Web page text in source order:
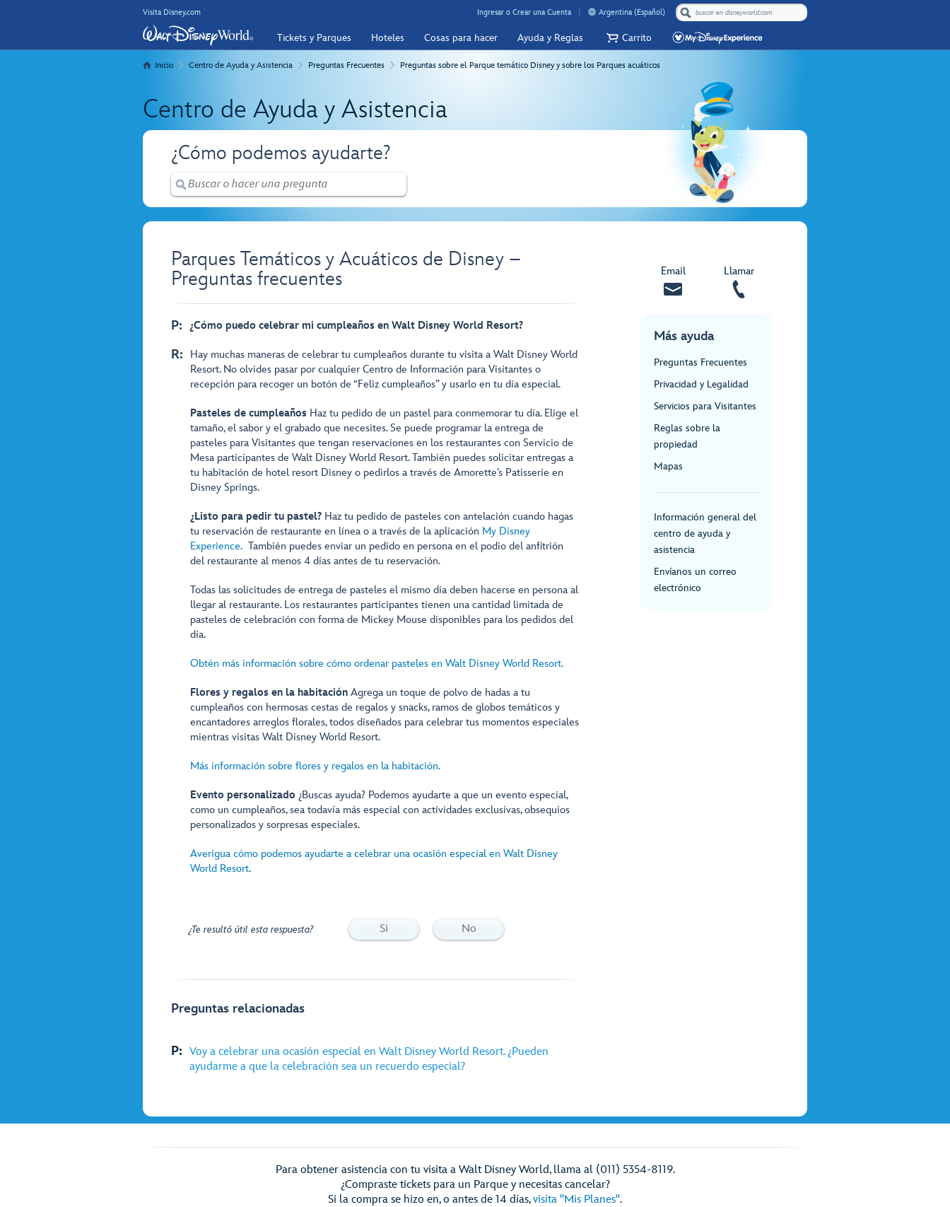
Visita Disney.com Ingresar o Crear una Cuenta Argentina (Español)
Tickets y Parques Hoteles Cosas para hacer Ayuda y Reglas Carrito
Inicio Centro de Ayuda y Asistencia Preguntas Frecuentes Preguntas sobre el Parque temático Disney y sobre los Parques acuáticos
Centro de Ayuda y Asistencia
¿Cómo podemos ayudarte?
Parques Temáticos y Acuáticos de Disney –
Preguntas frecuentes
P: ¿Cómo puedo celebrar mi cumpleaños en Walt Disney World Resort?
R:
Hay muchas maneras de celebrar tu cumpleaños durante tu visita a Walt Disney World
Resort. No olvides pasar por cualquier Centro de Información para Visitantes o
recepción para recoger un botón de “Feliz cumpleaños” y usarlo en tu día especial.
Pasteles de cumpleaños Haz tu pedido de un pastel para conmemorar tu día. Elige el
tamaño, el sabor y el grabado que necesites. Se puede programar la entrega de
pasteles para Visitantes que tengan reservaciones en los restaurantes con Servicio de
Mesa participantes de Walt Disney World Resort. También puedes solicitar entregas a
tu habitación de hotel resort Disney o pedirlos a través de Amorette’s Patisserie en
Disney Springs.
¿Listo para pedir tu pastel? Haz tu pedido de pasteles con antelación cuando hagas
tu reservación de restaurante en línea o a través de la aplicación My Disney
Experience. También puedes enviar un pedido en persona en el podio del anfitrión
del restaurante al menos 4 días antes de tu reservación.
Todas las solicitudes de entrega de pasteles el mismo día deben hacerse en persona al
llegar al restaurante. Los restaurantes participantes tienen una cantidad limitada de
pasteles de celebración con forma de Mickey Mouse disponibles para los pedidos del
día.
Obtén más información sobre cómo ordenar pasteles en Walt Disney World Resort.
Flores y regalos en la habitación Agrega un toque de polvo de hadas a tu
cumpleaños con hermosas cestas de regalos y snacks, ramos de globos temáticos y
encantadores arreglos florales, todos diseñados para celebrar tus momentos especiales
mientras visitas Walt Disney World Resort.
Más información sobre flores y regalos en la habitación.
Evento personalizado ¿Buscas ayuda? Podemos ayudarte a que un evento especial,
como un cumpleaños, sea todavía más especial con actividades exclusivas, obsequios
personalizados y sorpresas especiales.
Averigua cómo podemos ayudarte a celebrar una ocasión especial en Walt Disney
World Resort.
¿Te resultó útil esta respuesta? Si No
Preguntas relacionadas
P: Voy a celebrar una ocasión especial en Walt Disney World Resort. ¿Pueden
ayudarme a que la celebración sea un recuerdo especial?
Email Llamar
Más ayuda
Preguntas Frecuentes
Privacidad y Legalidad
Servicios para Visitantes
Reglas sobre la
propiedad
Mapas
Información general del
centro de ayuda y
asistencia
Envíanos un correo
electrónico
Para obtener asistencia con tu visita a Walt Disney World, llama al (011) 5354-8119.
¿Compraste tickets para un Parque y necesitas cancelar?
Si la compra se hizo en, o antes de 14 días,visita "Mis Planes".